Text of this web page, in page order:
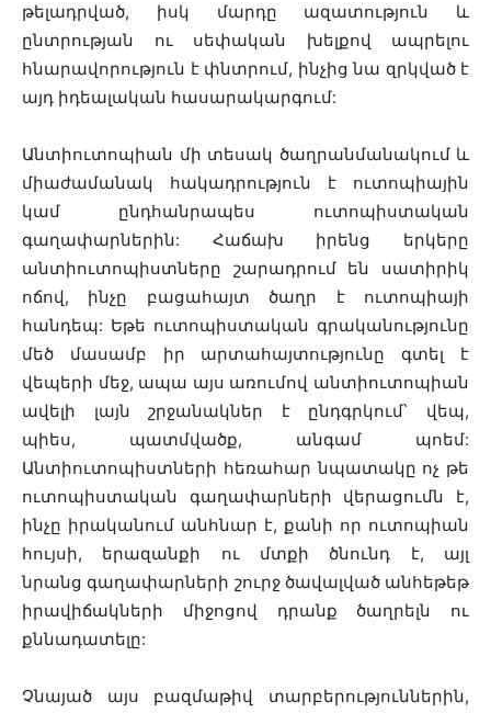
թելադրված, իսկ մարդը ազատություն և
ընտրության ու սեփական խելքով ապրելու
հնարավորություն է փնտրում, ինչից նա զրկված է
այդ իդեալական հասարակարգում:
Անտիուտոպիան մի տեսակ ծաղրանմանակում և
միաժամանակ հակադրություն է ուտոպիային
կամ ընդհանրապես ուտոպիստական
գաղափարներին: Հաճախ իրենց երկերը
անտիուտոպիստները շարադրում են սատիրիկ
ոճով, ինչը բացահայտ ծաղր է ուտոպիայի
հանդեպ: Եթե ուտոպիստական գրականությունը
մեծ մասամբ իր արտահայտությունը գտել է
վեպերի մեջ, ապա այս առումով անտիուտոպիան
ավելի լայն շրջանակներ է ընդգրկում՝ վեպ,
պիես, պատմվածք, անգամ պոեմ:
Անտիուտոպիստների հեռահար նպատակը ոչ թե
ուտոպիստական գաղափարների վերացումն է,
ինչը իրականում անհնար է, քանի որ ուտոպիան
հույսի, երազանքի ու մտքի ծնունդ է, այլ
նրանց գաղափարների շուրջ ծավալված անհեթեթ
իրավիճակների միջոցով դրանք ծաղրելն ու
քննադատելը:
Չնայած այս բազմաթիվ տարբերություններին,